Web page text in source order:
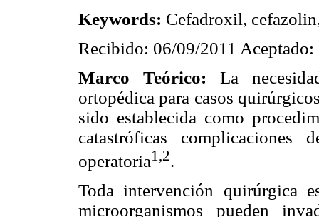
Keywords: Cefadroxil,
Recibido: 06/09/2011
Marco Teórico: La
ortopédica para casos
sido establecida como
catastróficas
operatoria1,2.
Toda intervención quirúrgica
microorganismos pueden